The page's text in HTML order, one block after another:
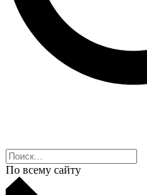
По всему сайту